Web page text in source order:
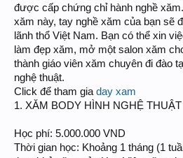
được cấp chứng chỉ hành nghề
xăm này, tay nghề xăm của bạn sẽ
lãnh thổ Việt Nam. Bạn có thể xin
làm đẹp xăm, mở một salon xăm
thành giáo viên xăm chuyên đi đào
nghệ thuật.
Click để tham gia day xam
1. XĂM BODY HÌNH NGHỆ
Học phí: 5.000.000 VND
Thời gian học: Khoảng 1 tháng (1